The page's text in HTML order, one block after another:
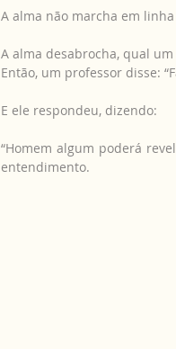
A alma não marcha em
A alma desabrocha, qual
Então, um professor disse:
E ele respondeu, dizendo:
“Homem algum poderá
entendimento.